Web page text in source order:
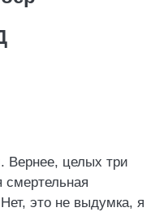
целых три
это не выдумка, я